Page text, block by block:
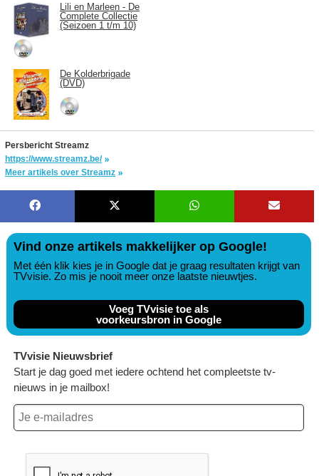
Lili en Marleen - De
Complete Collectie
(Seizoen 1 t/m 10)
De Kolderbrigade
(DVD)
Persbericht Streamz
https://www.streamz.be/
Meer artikels over Streamz
Vind onze artikels makkelijker op Google!
Met één klik kies je in Google dat je graag resultaten krijgt van
TVvisie. Zo mis je nooit meer onze laatste nieuwtjes.
Voeg TVvisie toe als
voorkeursbron in Google
TVvisie Nieuwsbrief
Start je dag goed met iedere ochtend het compleetste tv-
nieuws in je mailbox!